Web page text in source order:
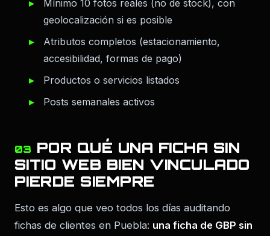
Mínimo 10 fotos reales (no de stock), con
geolocalización si es posible
Atributos completos (estacionamiento,
accesibilidad, formas de pago)
Productos o servicios listados
Posts semanales activos
03 POR QUÉ UNA FICHA SIN
SITIO WEB BIEN VINCULADO
PIERDE SIEMPRE
Esto es algo que veo todos los días auditando
fichas de clientes en Puebla: una ficha de GBP sin